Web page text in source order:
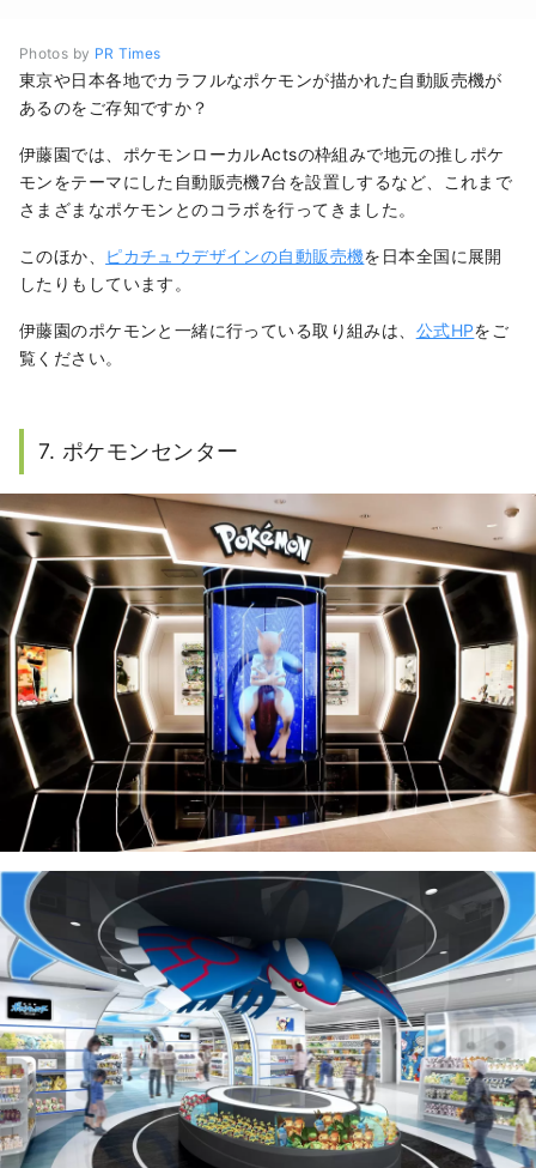
Photos by PR Times
東京や日本各地でカラフルなポケモンが描かれた自動販売機が
あるのをご存知ですか？
伊藤園では、ポケモンローカルActsの枠組みで地元の推しポケ
モンをテーマにした自動販売機7台を設置しするなど、これまで
さまざまなポケモンとのコラボを行ってきました。
このほか、 ピカチュウデザインの自動販売機を日本全国に展開
したりもしています。
伊藤園のポケモンと一緒に行っている取り組みは、 公式HPをご
覧ください。
7. ポケモンセンター